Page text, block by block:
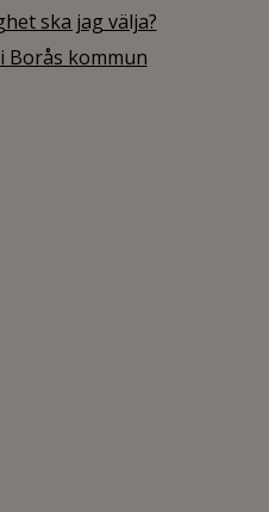
ska jag välja?
Borås kommun